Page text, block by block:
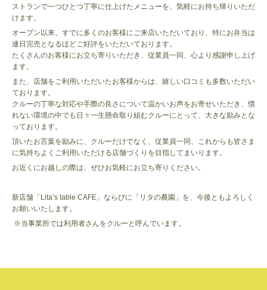
ストランで一つひとつ丁寧に仕上げたメニューを、気軽にお持ち帰りいただ
けます。
オープン以来、すでに多くのお客様にご来店いただいており、特にお弁当は
連日完売となるほどご好評をいただいております。
たくさんのお客様にお立ち寄りいただき、従業員一同、心より感謝申し上げ
ます。
また、店舗をご利用いただいたお客様からは、嬉しい口コミも多数いただい
ております。
クルーの丁寧な対応や手際の良さについて温かいお声をお寄せいただき、慣
れない環境の中でも日々一生懸命取り組むクルーにとって、大きな励みとな
っております。
頂いたお言葉を励みに、クルーだけでなく、従業員一同、これからも皆さま
に気持ちよくご利用いただける店舗づくりを目指してまいります。
お近くにお越しの際は、ぜひお気軽にお立ち寄りください。
新店舗「Lita’s table CAFE」ならびに「リタの農園」を、今後ともよろしく
お願いいたします。
※当事業所では利用者さんをクルーと呼んでいます。